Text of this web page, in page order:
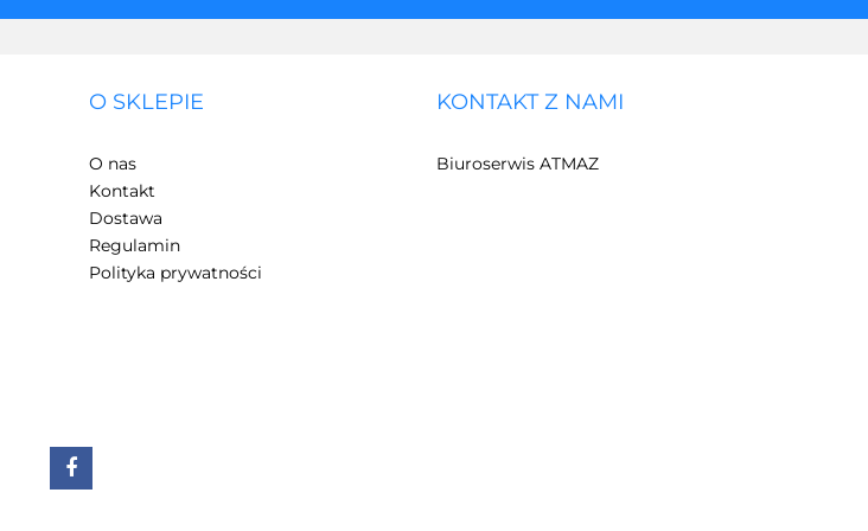
O SKLEPIE
O nas
Kontakt
Dostawa
Regulamin
Polityka prywatności
KONTAKT Z NAMI
Biuroserwis ATMAZ